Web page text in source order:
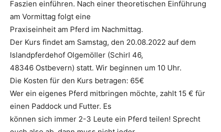
Faszien einführen. Nach einer theoretischen Einführung
am Vormittag folgt eine
Praxiseinheit am Pferd im Nachmittag.
Der Kurs findet am Samstag, den 20.08.2022 auf dem
Islandpferdehof Olgemöller (Schirl 46,
48346 Ostbevern) statt. Wir beginnen um 10 Uhr.
Die Kosten für den Kurs betragen: 65€
Wer ein eigenes Pferd mitbringen möchte, zahlt 15 € für
einen Paddock und Futter. Es
können sich immer 2-3 Leute ein Pferd teilen! Sprecht